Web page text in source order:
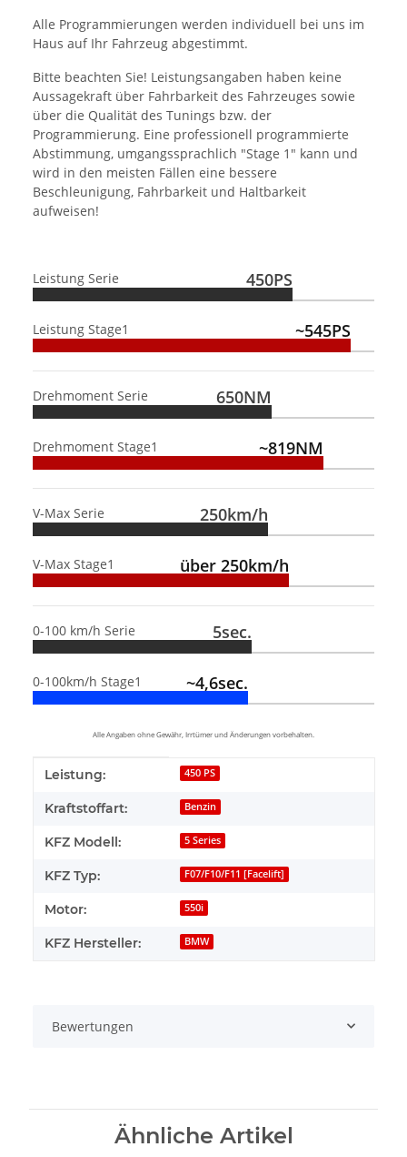
Alle Programmierungen werden individuell bei uns im
Haus auf Ihr Fahrzeug abgestimmt.
Bitte beachten Sie! Leistungsangaben haben keine
Aussagekraft über Fahrbarkeit des Fahrzeuges sowie
über die Qualität des Tunings bzw. der
Programmierung. Eine professionell programmierte
Abstimmung, umgangssprachlich "Stage 1" kann und
wird in den meisten Fällen eine bessere
Beschleunigung, Fahrbarkeit und Haltbarkeit
aufweisen!
Leistung Serie 450PS
Leistung Stage1 ~545PS
Drehmoment Serie 650NM
Drehmoment Stage1 ~819NM
V-Max Serie 250km/h
V-Max Stage1 über 250km/h
0-100 km/h Serie 5sec.
0-100km/h Stage1 ~4,6sec.
Alle Angaben ohne Gewähr, Irrtümer und Änderungen vorbehalten.
Produkteigenschaft
Wert
Leistung: 450 PS
Kraftstoffart: Benzin
KFZ Modell: 5 Series
KFZ Typ: F07/F10/F11 [Facelift]
Motor: 550i
KFZ Hersteller: BMW
Bewertungen
Ähnliche Artikel